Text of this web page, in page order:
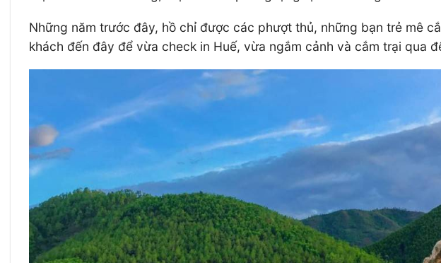
Những năm trước đây, hồ chỉ được các phượt thủ, những bạn trẻ mê
khách đến đây để vừa check in Huế, vừa ngắm cảnh và cắm trại qua